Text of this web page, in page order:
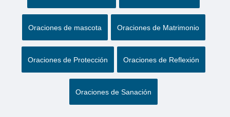
Oraciones de mascota Oraciones de Matrimonio
Oraciones de Protección Oraciones de Reflexión
Oraciones de Sanación